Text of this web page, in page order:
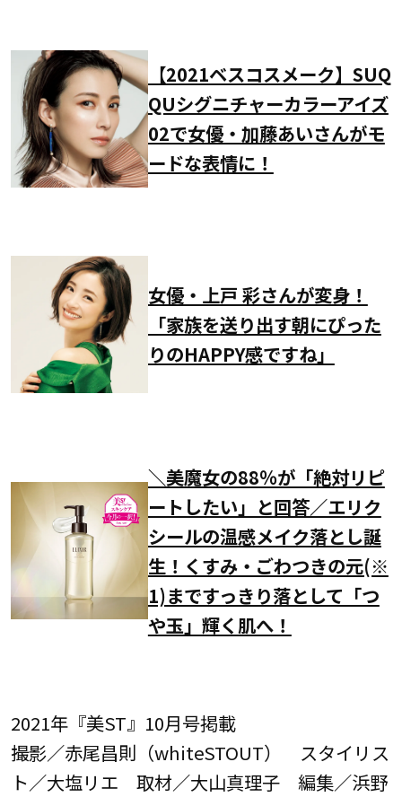
【2021ベスコスメーク】SUQ
QUシグニチャーカラーアイズ
02で女優・加藤あいさんがモ
ードな表情に！
女優・上戸 彩さんが変身！
「家族を送り出す朝にぴった
りのHAPPY感ですね」
＼美魔女の88％が「絶対リピ
ートしたい」と回答／エリク
シールの温感メイク落とし誕
生！くすみ・ごわつきの元(※
1)まですっきり落として「つ
や玉」輝く肌へ！
2021年『美ST』10月号掲載
撮影／赤尾昌則（whiteSTOUT） スタイリス
ト／大塩リエ 取材／大山真理子 編集／浜野